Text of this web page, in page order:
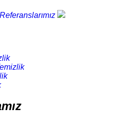
Referanslarımız